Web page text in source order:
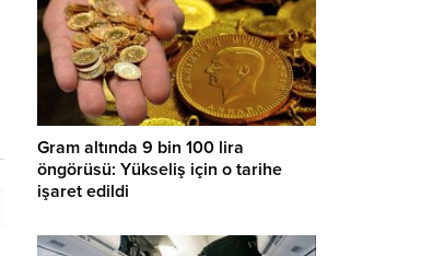
Gram altında 9 bin 100 lira
öngörüsü: Yükseliş için o tarihe
işaret edildi